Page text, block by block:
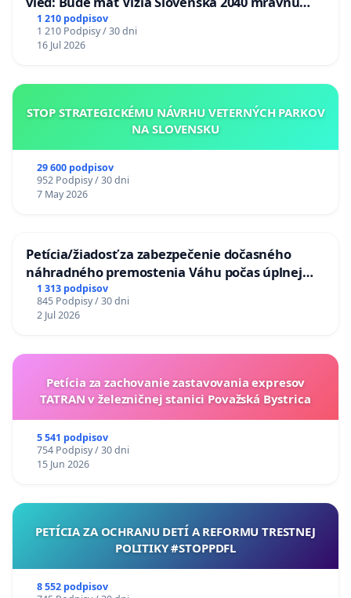
chrbticu?
1 210 podpisov
1 210 Podpisy / 30 dni
16 Jul 2026
STOP STRATEGICKÉMU NÁVRHU VETERNÝCH PARKOV
NA SLOVENSKU
29 600 podpisov
952 Podpisy / 30 dni
7 May 2026
Petícia/žiadosť za zabezpečenie dočasného
náhradného premostenia Váhu počas úplnej
uzávery Vážskeho mosta v Komárne
1 313 podpisov
845 Podpisy / 30 dni
2 Jul 2026
Petícia za zachovanie zastavovania expresov
TATRAN v železničnej stanici Považská Bystrica
5 541 podpisov
754 Podpisy / 30 dni
15 Jun 2026
PETÍCIA ZA OCHRANU DETÍ A REFORMU TRESTNEJ
POLITIKY #STOPPDFL
8 552 podpisov